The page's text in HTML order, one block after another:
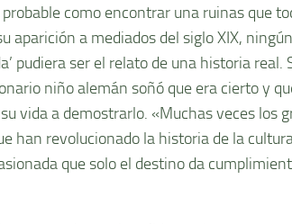
como encontrar una ruinas que
aparición a mediados del siglo XIX,
pudiera ser el relato de una historia real.
niño alemán soñó que era cierto y
vida a demostrarlo. «Muchas veces los
han revolucionado la historia de la
que solo el destino da